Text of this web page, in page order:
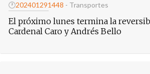
🕐202401291448 - Transportes
El próximo lunes termina la
Cardenal Caro y Andrés Bello